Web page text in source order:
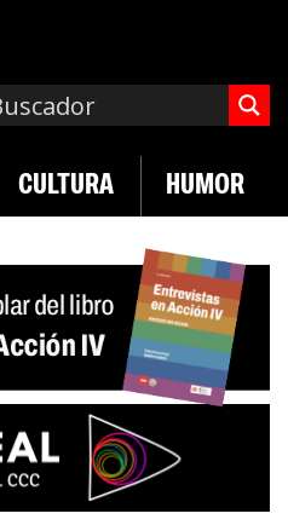
CULTURA HUMOR
del agro | Crece